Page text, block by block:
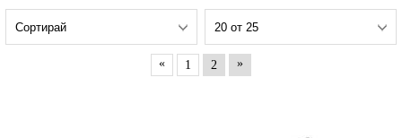
« 1 2 »